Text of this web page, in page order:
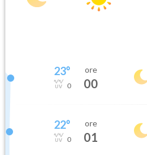
23°
0
ore
00
22°
0
ore
01